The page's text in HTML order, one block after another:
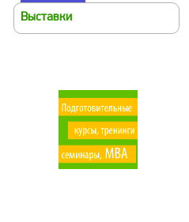
Выставки